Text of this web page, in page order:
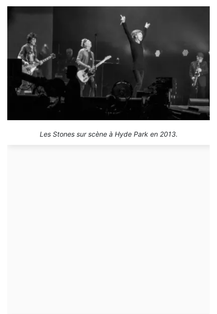
Les Stones sur scène à Hyde Park en 2013.